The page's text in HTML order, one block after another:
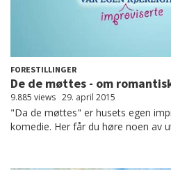
FORESTILLINGER
De de møttes - om
9.885 views 29. april 2015
"Da de møttes" er husets egen
komedie. Her får du høre noen av